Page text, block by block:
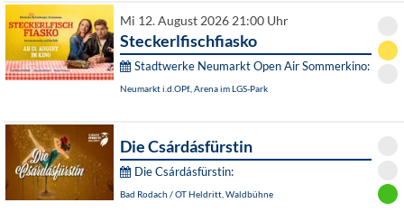
Mi 12. August 2026 21:00 Uhr
Steckerlfischfiasko
Stadtwerke Neumarkt Open Air Sommerkino:
Neumarkt i.d.OPf., Arena im LGS-Park
Die Csárdásfürstin
Die Csárdásfürstin:
Bad Rodach / OT Heldritt, Waldbühne